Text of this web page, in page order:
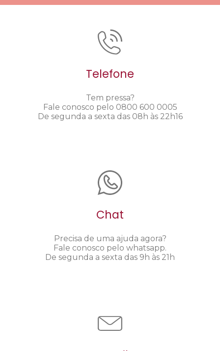
Telefone
Tem pressa?
Fale conosco pelo 0800 600 0005
De segunda a sexta das 08h às 22h16
Chat
Precisa de uma ajuda agora?
Fale conosco pelo whatsapp.
De segunda a sexta das 9h às 21h